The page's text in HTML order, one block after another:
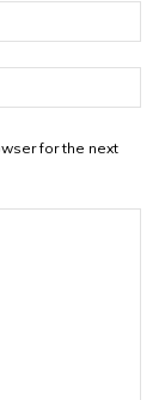
for the next